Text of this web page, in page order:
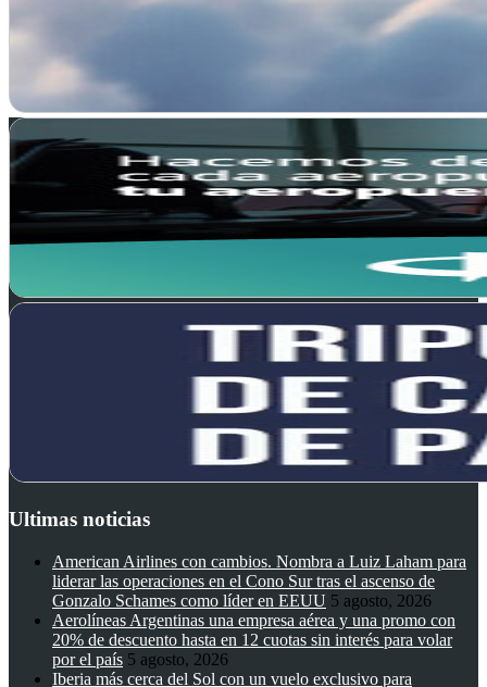
Ultimas noticias
American Airlines con cambios. Nombra a Luiz Laham para
liderar las operaciones en el Cono Sur tras el ascenso de
Gonzalo Schames como líder en EEUU 5 agosto, 2026
Aerolíneas Argentinas una empresa aérea y una promo con
20% de descuento hasta en 12 cuotas sin interés para volar
por el país 5 agosto, 2026
Iberia más cerca del Sol con un vuelo exclusivo para